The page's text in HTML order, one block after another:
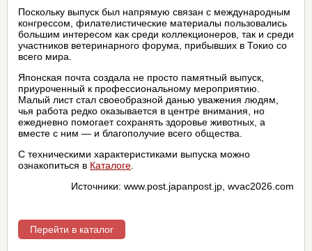
Поскольку выпуск был напрямую связан с международным
конгрессом, филателистические материалы пользовались
большим интересом как среди коллекционеров, так и среди
участников ветеринарного форума, прибывших в Токио со
всего мира.
Японская почта создала не просто памятный выпуск,
приуроченный к профессиональному мероприятию.
Малый лист стал своеобразной данью уважения людям,
чья работа редко оказывается в центре внимания, но
ежедневно помогает сохранять здоровье животных, а
вместе с ним — и благополучие всего общества.
С техническими характеристиками выпуска можно
ознакопиться в Каталоге.
Источники: www.post.japanpost.jp, wvac2026.com
Перейти в каталог